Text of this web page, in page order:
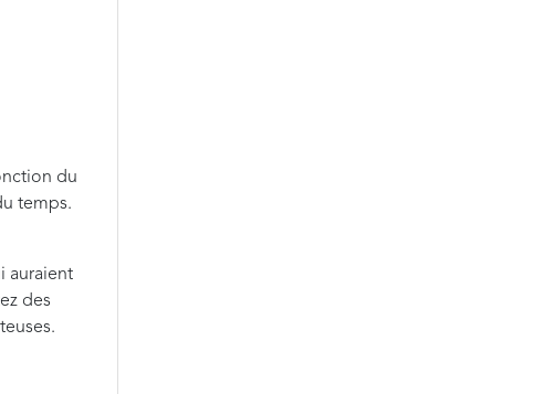
du
temps.
auraient
des